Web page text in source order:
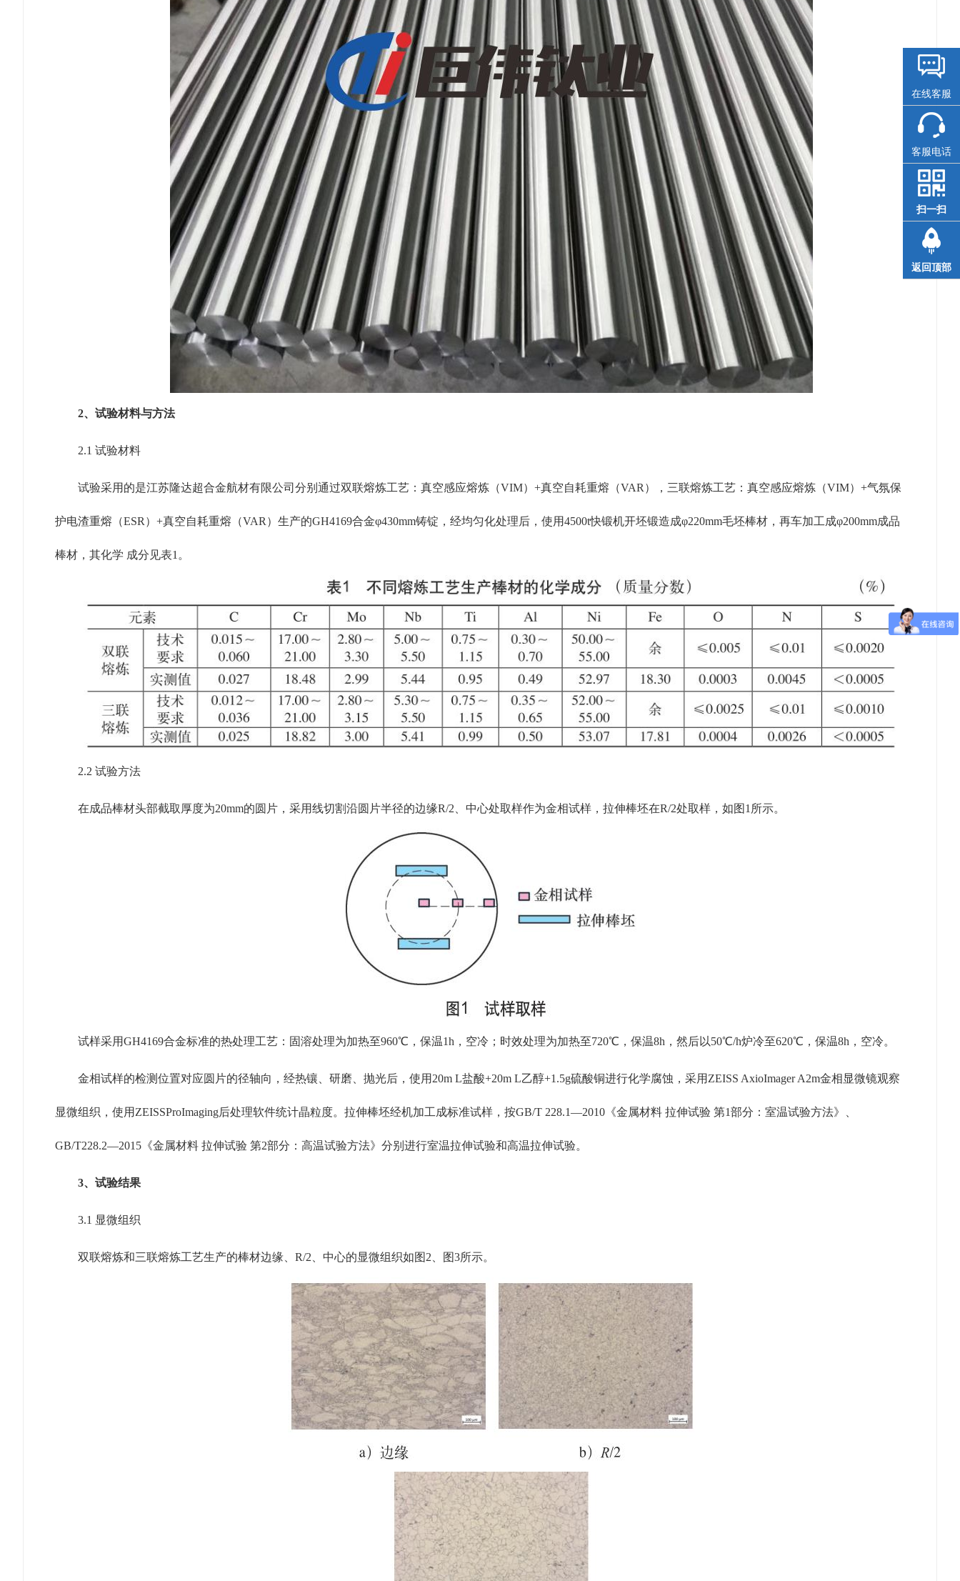
2、试验材料与方法
2.1 试验材料
试验采用的是江苏隆达超合金航材有限公司分别通过双联熔炼工艺：真空感应熔炼（VIM）+真空自耗重熔（VAR），三联熔炼工艺：真空感应熔炼（VIM）+气氛保
护电渣重熔（ESR）+真空自耗重熔（VAR）生产的GH4169合金φ430mm铸锭，经均匀化处理后，使用4500t快锻机开坯锻造成φ220mm毛坯棒材，再车加工成φ200mm成品
棒材，其化学 成分见表1。
2.2 试验方法
在成品棒材头部截取厚度为20mm的圆片，采用线切割沿圆片半径的边缘R/2、中心处取样作为金相试样，拉伸棒坯在R/2处取样，如图1所示。
试样采用GH4169合金标准的热处理工艺：固溶处理为加热至960℃，保温1h，空冷；时效处理为加热至720℃，保温8h，然后以50℃/h炉冷至620℃，保温8h，空冷。
金相试样的检测位置对应圆片的径轴向，经热镶、研磨、抛光后，使用20m L盐酸+20m L乙醇+1.5g硫酸铜进行化学腐蚀，采用ZEISS AxioImager A2m金相显微镜观察
显微组织，使用ZEISSProImaging后处理软件统计晶粒度。拉伸棒坯经机加工成标准试样，按GB/T 228.1—2010《金属材料 拉伸试验 第1部分：室温试验方法》、
GB/T228.2—2015《金属材料 拉伸试验 第2部分：高温试验方法》分别进行室温拉伸试验和高温拉伸试验。
3、试验结果
3.1 显微组织
双联熔炼和三联熔炼工艺生产的棒材边缘、R/2、中心的显微组织如图2、图3所示。
在线客服
客服电话
扫一扫
返回顶部